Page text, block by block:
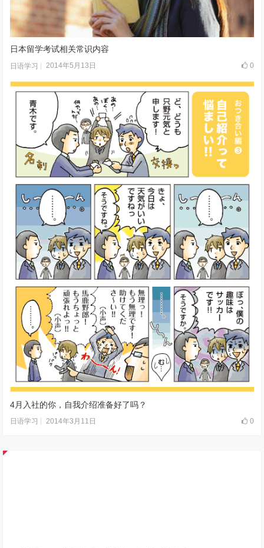
日本留学考试相关常识内容
日语学习 2014年5月13日 0
4月入社的你，自我介绍准备好了吗？
日语学习 2014年3月11日 0